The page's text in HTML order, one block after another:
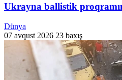
Ukrayna ballistik
Dünya
07 avqust 2026 23 baxış